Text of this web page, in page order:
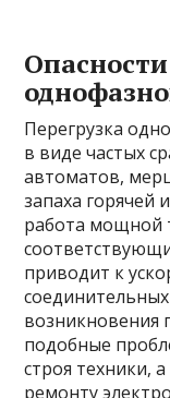
Перегрузка
в виде частых
автоматов,
запаха горячей
работа мощной
приводит к
возникновения
подобные
строя техники,
ремонту